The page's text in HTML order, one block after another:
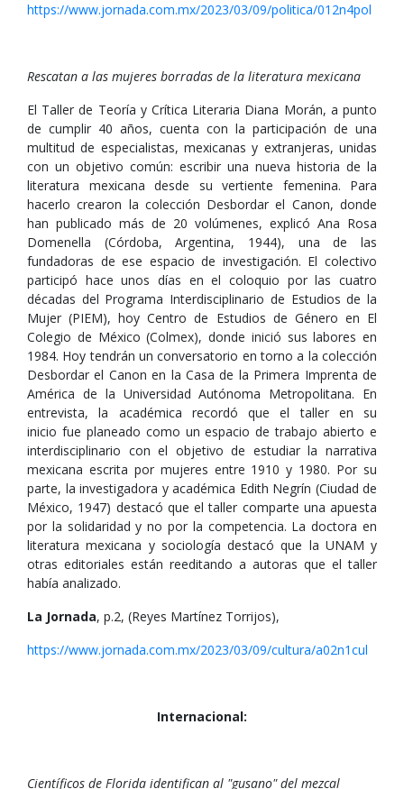
https://www.jornada.com.mx/2023/03/09/politica/012n4pol
Rescatan a las mujeres borradas de la literatura mexicana
El Taller de Teoría y Crítica Literaria Diana Morán, a punto
de cumplir 40 años, cuenta con la participación de una
multitud de especialistas, mexicanas y extranjeras, unidas
con un objetivo común: escribir una nueva historia de la
literatura mexicana desde su vertiente femenina. Para
hacerlo crearon la colección Desbordar el Canon, donde
han publicado más de 20 volúmenes, explicó Ana Rosa
Domenella (Córdoba, Argentina, 1944), una de las
fundadoras de ese espacio de investigación. El colectivo
participó hace unos días en el coloquio por las cuatro
décadas del Programa Interdisciplinario de Estudios de la
Mujer (PIEM), hoy Centro de Estudios de Género en El
Colegio de México (Colmex), donde inició sus labores en
1984. Hoy tendrán un conversatorio en torno a la colección
Desbordar el Canon en la Casa de la Primera Imprenta de
América de la Universidad Autónoma Metropolitana. En
entrevista, la académica recordó que el taller en su
inicio fue planeado como un espacio de trabajo abierto e
interdisciplinario con el objetivo de estudiar la narrativa
mexicana escrita por mujeres entre 1910 y 1980. Por su
parte, la investigadora y académica Edith Negrín (Ciudad de
México, 1947) destacó que el taller comparte una apuesta
por la solidaridad y no por la competencia. La doctora en
literatura mexicana y sociología destacó que la UNAM y
otras editoriales están reeditando a autoras que el taller
había analizado.
La Jornada, p.2, (Reyes Martínez Torrijos),
https://www.jornada.com.mx/2023/03/09/cultura/a02n1cul
Internacional:
Científicos de Florida identifican al "gusano" del mezcal